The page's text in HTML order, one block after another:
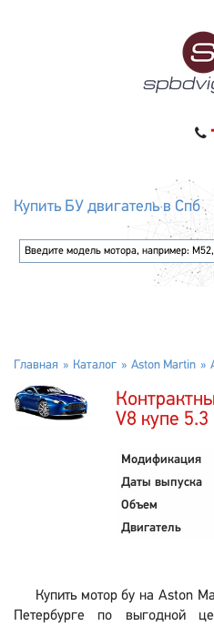
Купить БУ двигатель в Спб
Главная Каталог Aston Martin
V8 купе 5.3
Модификация
Даты выпуска
Объем
Двигатель
Купить мотор бу на Aston
Петербурге по выгодной